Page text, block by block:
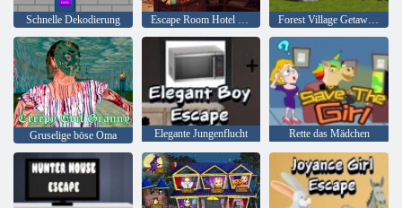
Schnelle Dekodierung Escape Room Hotel Escape Forest Village Getaway Episode 2
Gruselige böse Oma Elegante Jungenflucht Rette das Mädchen